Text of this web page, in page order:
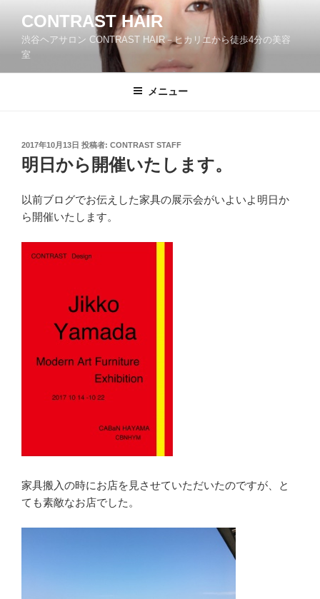
ツ
CONTRAST HAIR
渋谷ヘアサロン CONTRAST HAIR－ヒカリエから徒歩4分の美容
室
メニュー
投
稿
日:
2017年10月13日 投稿者: CONTRAST STAFF
明日から開催いたします。
以前ブログでお伝えした家具の展示会がいよいよ明日か
ら開催いたします。
家具搬入の時にお店を見させていただいたのですが、と
ても素敵なお店でした。